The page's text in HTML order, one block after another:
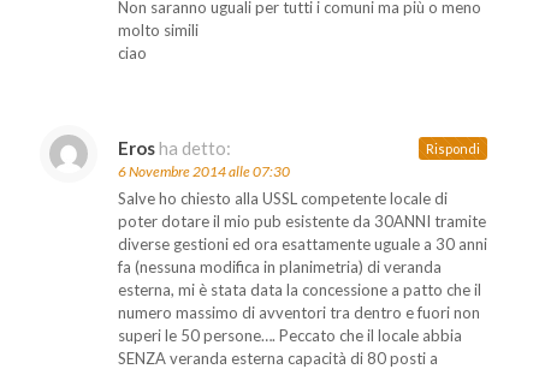
Non saranno uguali per tutti i comuni ma più o meno
molto simili
ciao
Erosha detto:
6 Novembre 2014 alle 07:30
Salve ho chiesto alla USSL competente locale di
poter dotare il mio pub esistente da 30ANNI tramite
diverse gestioni ed ora esattamente uguale a 30 anni
fa (nessuna modifica in planimetria) di veranda
esterna, mi è stata data la concessione a patto che il
numero massimo di avventori tra dentro e fuori non
superi le 50 persone…. Peccato che il locale abbia
SENZA veranda esterna capacità di 80 posti a
Rispondi